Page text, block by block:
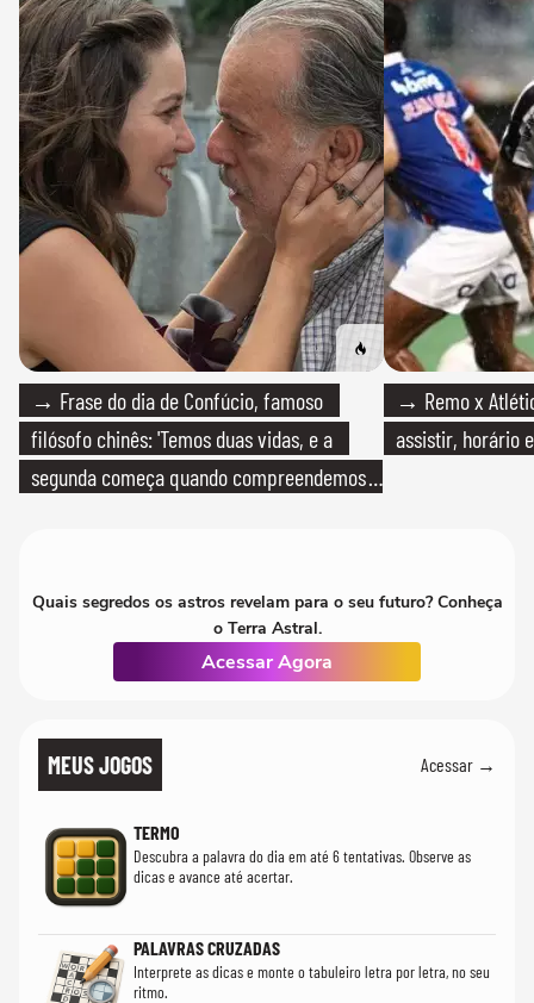
→ Frase do dia de Confúcio, famoso
filósofo chinês: 'Temos duas vidas, e a
segunda começa quando compreendemos
→ Remo x
assistir, horário
Quais segredos os astros revelam para o seu futuro? Conheça
o Terra Astral.
Acessar Agora
MEUS JOGOS Acessar →
TERMO
Descubra a palavra do dia em até 6 tentativas. Observe as
dicas e avance até acertar.
PALAVRAS CRUZADAS
Interprete as dicas e monte o tabuleiro letra por letra, no seu
ritmo.